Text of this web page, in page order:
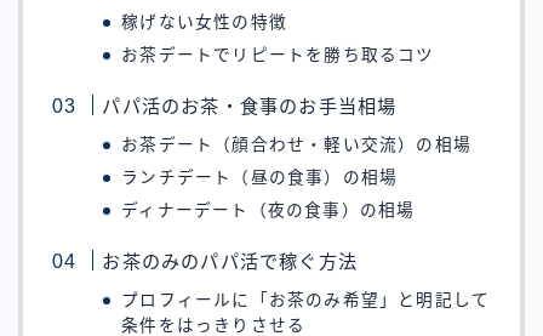
稼げない女性の特徴
お茶デートでリピートを勝ち取るコツ
パパ活のお茶・食事のお手当相場
お茶デート（顔合わせ・軽い交流）の相場
ランチデート（昼の食事）の相場
ディナーデート（夜の食事）の相場
お茶のみのパパ活で稼ぐ方法
プロフィールに「お茶のみ希望」と明記して
条件をはっきりさせる